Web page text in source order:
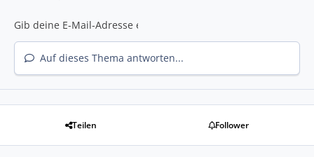
Auf dieses Thema antworten...
Teilen Follower